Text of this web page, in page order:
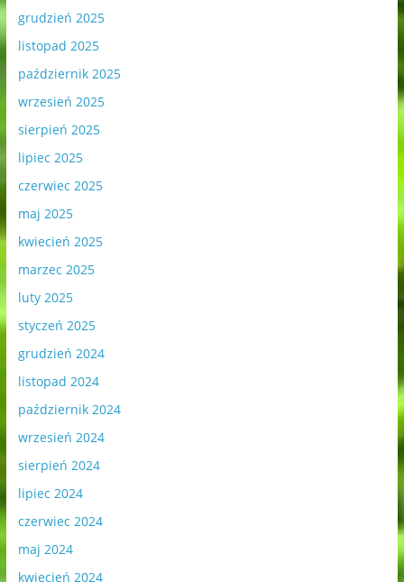
grudzień 2025
listopad 2025
październik 2025
wrzesień 2025
sierpień 2025
lipiec 2025
czerwiec 2025
maj 2025
kwiecień 2025
marzec 2025
luty 2025
styczeń 2025
grudzień 2024
listopad 2024
październik 2024
wrzesień 2024
sierpień 2024
lipiec 2024
czerwiec 2024
maj 2024
kwiecień 2024